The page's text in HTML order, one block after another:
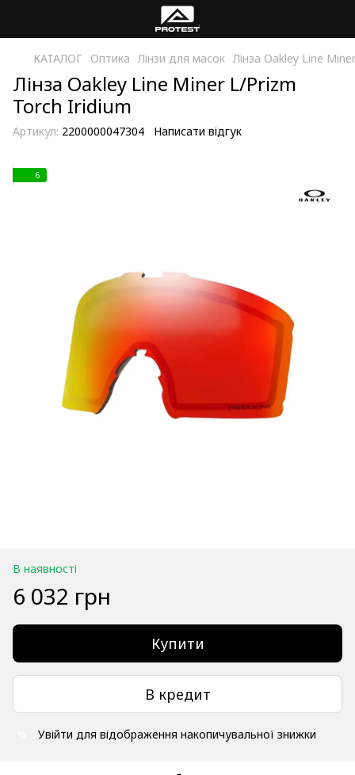
КАТАЛОГ Оптика Лінзи для масок Лінза Oakley Line
Лінза Oakley Line Miner L/Prizm
Torch Iridium
Артикул: 2200000047304 Написати відгук
6
В наявності
6 032 грн
Купити
В кредит
Увійти для відображення накопичувальної знижки